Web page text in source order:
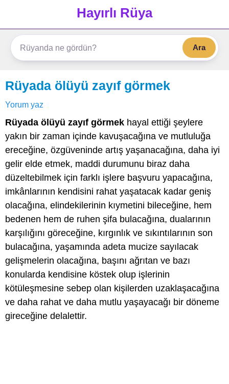
Hayırlı Rüya
Ara
Rüyada ölüyü zayıf görmek
Yorum yaz
Rüyada ölüyü zayıf görmek hayal ettiği şeylere
yakın bir zaman içinde kavuşacağına ve mutluluğa
ereceğine, özgüveninde artış yaşanacağına, daha iyi
gelir elde etmek, maddi durumunu biraz daha
düzeltebilmek için farklı işlere başvuru yapacağına,
imkânlarının kendisini rahat yaşatacak kadar geniş
olacağına, elindekilerinin kıymetini bileceğine, hem
bedenen hem de ruhen şifa bulacağına, dualarının
karşılığını göreceğine, kırgınlık ve sıkıntılarının son
bulacağına, yaşamında adeta mucize sayılacak
gelişmelerin olacağına, başını ağrıtan ve bazı
konularda kendisine köstek olup işlerinin
kötüleşmesine sebep olan kişilerden uzaklaşacağına
ve daha rahat ve daha mutlu yaşayacağı bir döneme
gireceğine delalettir.